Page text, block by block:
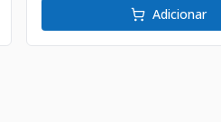
Adicionar